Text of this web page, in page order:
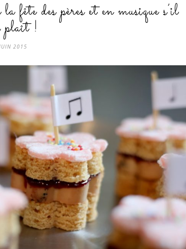
fête des pères et en musique s’il
plaît !
2015